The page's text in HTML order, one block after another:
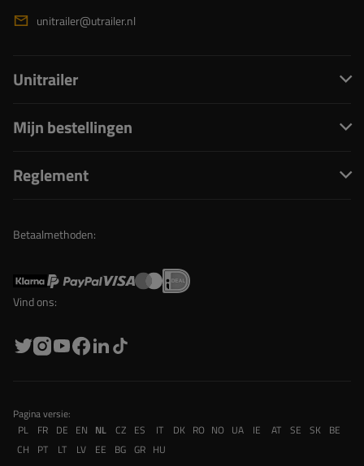
unitrailer@utrailer.nl
Unitrailer
Mijn bestellingen
Reglement
Betaalmethoden:
Vind ons:
Pagina versie:
PL
FR DE EN NL CZ ES IT DK RO NO UA IE AT SE SK BE
CH
PT LT LV EE BG GR HU